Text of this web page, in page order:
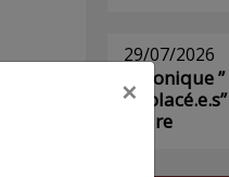
29/07/2026
Chronique
écrire
×